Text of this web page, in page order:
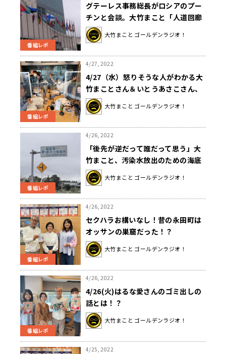
番組レポ
グテーレス事務総長がロシアのプー
チンと会談。大竹まこと「人道回廊
については、国連に期待したい」
大竹まこと ゴールデンラジオ！
番組レポ
4/27, 2022
4/27（水）怒りそうな人がわかる大
竹まことさん＆いとうあさこさん、
芸人の嗅覚に壇蜜さんもビック
リ！？
大竹まこと ゴールデンラジオ！
番組レポ
4/26, 2022
「後先が逆だって誰だって思う」大
竹まこと、汚染水放出のための海底
トンネル掘削マシン設置に疑問を呈
す
大竹まこと ゴールデンラジオ！
番組レポ
4/26, 2022
セクハラお構いなし！昔の永田町は
オッサンの巣窟だった！？
大竹まこと ゴールデンラジオ！
番組レポ
4/26, 2022
4/26(火)はるな愛さんのゴミ出しの
話とは！？
大竹まこと ゴールデンラジオ！
4/25, 2022